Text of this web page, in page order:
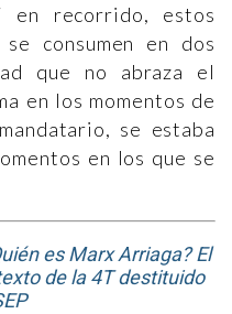
en recorrido, estos
consumen en dos
que no abraza el
en los momentos de
se estaba
en los que se
es Marx Arriaga? El
de la 4T destituido